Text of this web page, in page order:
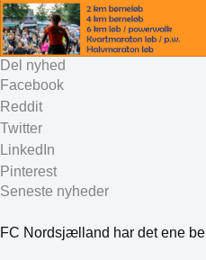
Del nyhed
Facebook
Reddit
Twitter
LinkedIn
Pinterest
Seneste nyheder
FC Nordsjælland har det ene